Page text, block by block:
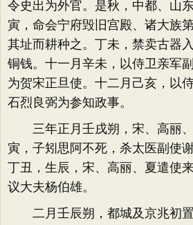
令史出为外官。是秋，中都、山
寅，命会宁府毁旧宫殿、诸大族
其址而耕种之。丁未，禁卖古器
铜钱。十一月辛未，以侍卫亲军
为贺宋正旦使。十二月己亥，以
石烈良弼为参知政事。
三年正月壬戌朔，宋、高丽、
寅，子矧思阿不死，杀太医副使
丁丑，生辰，宋、高丽、夏遣使
议大夫杨伯雄。
二月壬辰朔，都城及京兆初置